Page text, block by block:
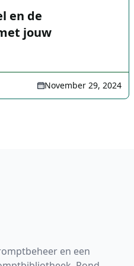
en de
jouw
November 29, 2024
en een